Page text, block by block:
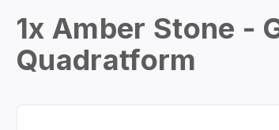
1x Amber Stone -
Quadratform